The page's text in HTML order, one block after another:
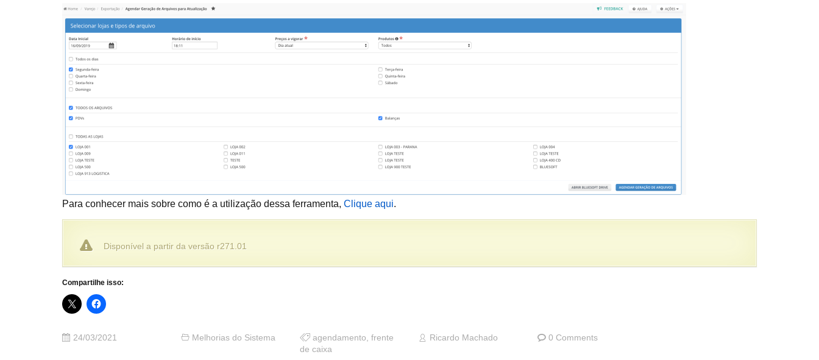
Para conhecer mais sobre como é a utilização dessa ferramenta, Clique aqui.
Disponível a partir da versão r271.01
Compartilhe isso:
24/03/2021 Melhorias do Sistema agendamento, frente
de caixa
Ricardo Machado 0 Comments